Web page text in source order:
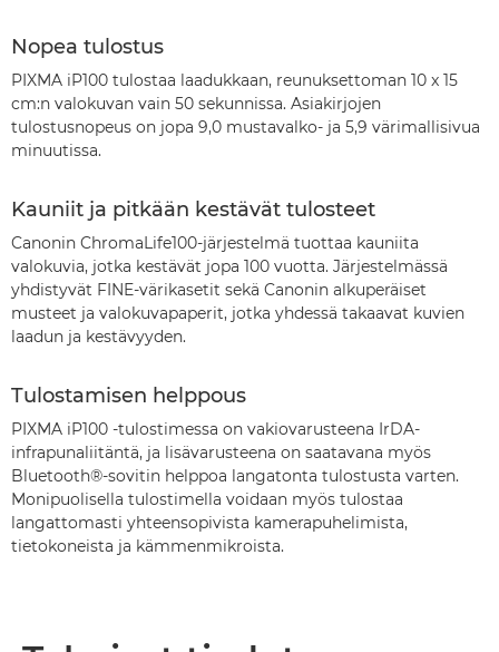
Nopea tulostus
PIXMA iP100 tulostaa laadukkaan, reunuksettoman 10 x 15
cm:n valokuvan vain 50 sekunnissa. Asiakirjojen
tulostusnopeus on jopa 9,0 mustavalko- ja 5,9 värimallisivua
minuutissa.
Kauniit ja pitkään kestävät tulosteet
Canonin ChromaLife100-järjestelmä tuottaa kauniita
valokuvia, jotka kestävät jopa 100 vuotta. Järjestelmässä
yhdistyvät FINE-värikasetit sekä Canonin alkuperäiset
musteet ja valokuvapaperit, jotka yhdessä takaavat kuvien
laadun ja kestävyyden.
Tulostamisen helppous
PIXMA iP100 -tulostimessa on vakiovarusteena IrDA-
infrapunaliitäntä, ja lisävarusteena on saatavana myös
Bluetooth®-sovitin helppoa langatonta tulostusta varten.
Monipuolisella tulostimella voidaan myös tulostaa
langattomasti yhteensopivista kamerapuhelimista,
tietokoneista ja kämmenmikroista.